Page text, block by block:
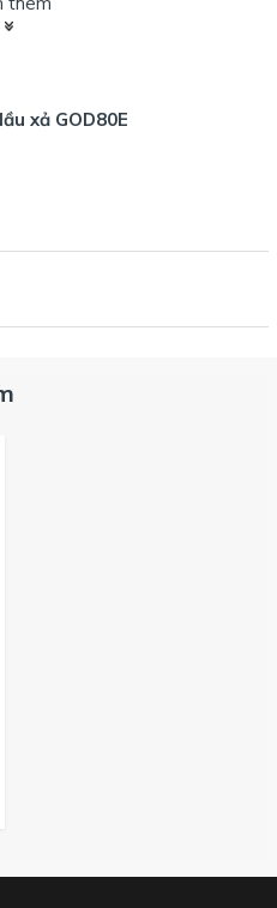
dầu thải KTC loại GOD80E
mã số GOD80E, dung tích 80 lít.
xả GOD80E